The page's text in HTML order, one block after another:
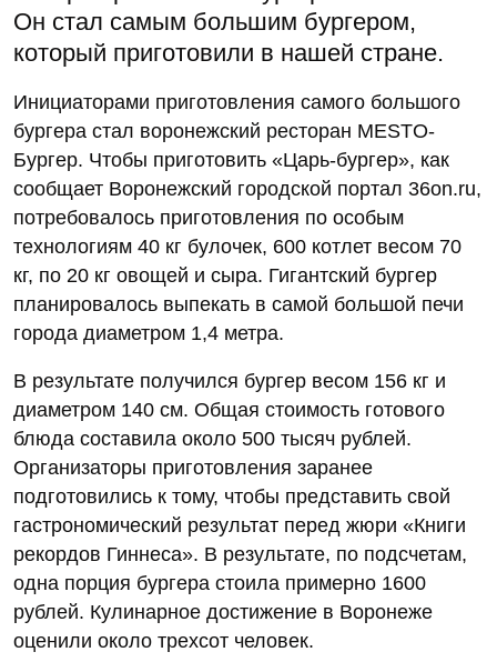
Он стал самым большим бургером,
который приготовили в нашей стране.
Инициаторами приготовления самого большого
бургера стал воронежский ресторан MESTO-
Бургер. Чтобы приготовить «Царь-бургер», как
сообщает Воронежский городской портал 36on.ru,
потребовалось приготовления по особым
технологиям 40 кг булочек, 600 котлет весом 70
кг, по 20 кг овощей и сыра. Гигантский бургер
планировалось выпекать в самой большой печи
города диаметром 1,4 метра.
В результате получился бургер весом 156 кг и
диаметром 140 см. Общая стоимость готового
блюда составила около 500 тысяч рублей.
Организаторы приготовления заранее
подготовились к тому, чтобы представить свой
гастрономический результат перед жюри «Книги
рекордов Гиннеса». В результате, по подсчетам,
одна порция бургера стоила примерно 1600
рублей. Кулинарное достижение в Воронеже
оценили около трехсот человек.